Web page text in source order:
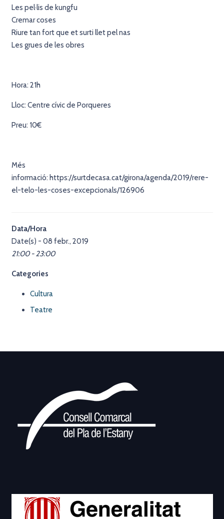
Les pel·lis de kungfu
Cremar coses
Riure tan fort que et surti llet pel nas
Les grues de les obres
Hora: 21h
Lloc: Centre cívic de Porqueres
Preu: 10€
Més
informació: https://surtdecasa.cat/girona/agenda/2019/rere-
el-telo-les-coses-excepcionals/126906
Data/Hora
Date(s) - 08 febr., 2019
21:00 - 23:00
Categories
Cultura
Teatre